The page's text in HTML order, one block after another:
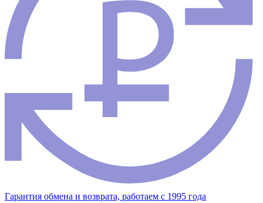
Гарантия обмена и возврата, работаем с 1995 года